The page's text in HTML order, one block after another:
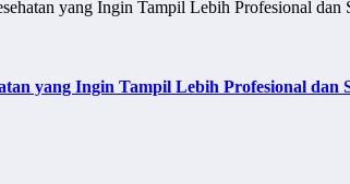
yang Ingin Tampil Lebih Profesional dan